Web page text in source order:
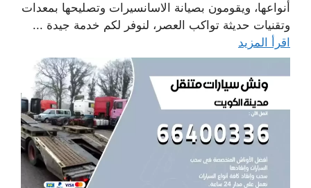
أنواعها، ويقومون بصيانة الاسانسيرات وتصليحها بمعدات
وتقنيات حديثة تواكب العصر، لنوفر لكم خدمة جيدة ...
اقرأ المزيد